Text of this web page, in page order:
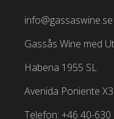
info@gassaswine.se
Gassås Wine med
Habena 1955 SL
Avenida Poniente
Telefon: +46 40-